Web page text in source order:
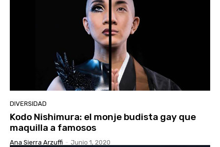
DIVERSIDAD
Kodo Nishimura: el monje budista gay que
maquilla a famosos
Ana Sierra Arzuffi - Junio 1, 2020